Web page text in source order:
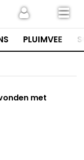
PLUIMVEE
met